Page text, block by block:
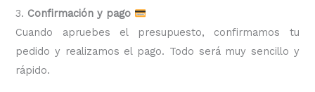
3. Confirmación y pago
Cuando apruebes el presupuesto, confirmamos tu
pedido y realizamos el pago. Todo será muy sencillo y
rápido.